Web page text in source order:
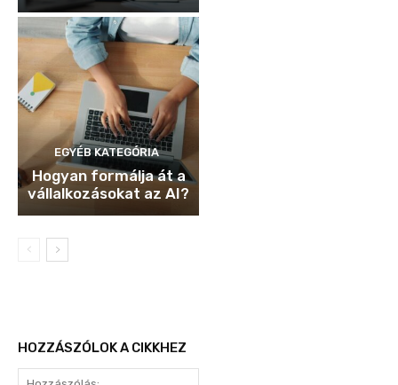
EGYÉB KATEGÓRIA
Hogyan formálja át a
vállalkozásokat az AI?
HOZZÁSZÓLOK A CIKKHEZ